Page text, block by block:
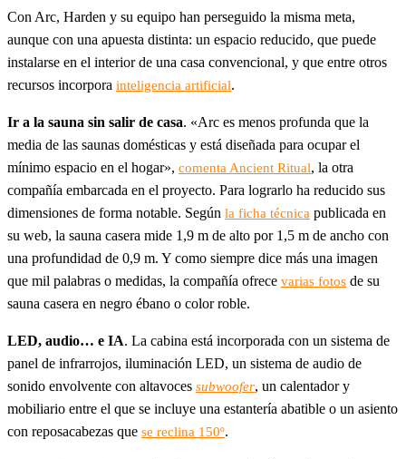
Con Arc, Harden y su equipo han perseguido la misma meta,
aunque con una apuesta distinta: un espacio reducido, que puede
instalarse en el interior de una casa convencional, y que entre otros
recursos incorpora inteligencia artificial.
Ir a la sauna sin salir de casa. «Arc es menos profunda que la
media de las saunas domésticas y está diseñada para ocupar el
mínimo espacio en el hogar», comenta Ancient Ritual, la otra
compañía embarcada en el proyecto. Para lograrlo ha reducido sus
dimensiones de forma notable. Según la ficha técnica publicada en
su web, la sauna casera mide 1,9 m de alto por 1,5 m de ancho con
una profundidad de 0,9 m. Y como siempre dice más una imagen
que mil palabras o medidas, la compañía ofrece varias fotos de su
sauna casera en negro ébano o color roble.
LED, audio… e IA. La cabina está incorporada con un sistema de
panel de infrarrojos, iluminación LED, un sistema de audio de
sonido envolvente con altavoces subwoofer, un calentador y
mobiliario entre el que se incluye una estantería abatible o un asiento
con reposacabezas que se reclina 150º.